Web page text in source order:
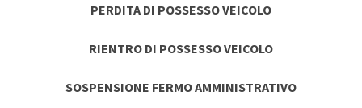
PERDITA DI POSSESSO VEICOLO
RIENTRO DI POSSESSO VEICOLO
SOSPENSIONE FERMO AMMINISTRATIVO